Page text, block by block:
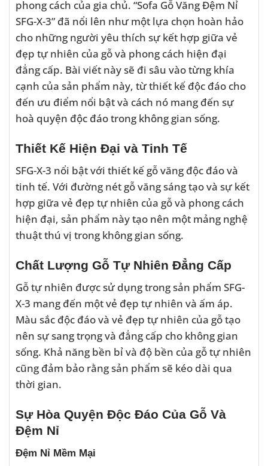
phong cách của gia chủ. “Sofa Gỗ Văng Đệm Nỉ
SFG-X-3” đã nổi lên như một lựa chọn hoàn hảo
cho những người yêu thích sự kết hợp giữa vẻ
đẹp tự nhiên của gỗ và phong cách hiện đại
đẳng cấp. Bài viết này sẽ đi sâu vào từng khía
cạnh của sản phẩm này, từ thiết kế độc đáo cho
đến ưu điểm nổi bật và cách nó mang đến sự
hoà quyện độc đáo trong không gian sống.
Thiết Kế Hiện Đại và Tinh Tế
SFG-X-3 nổi bật với thiết kế gỗ văng độc đáo và
tinh tế. Với đường nét gỗ văng sáng tạo và sự kết
hợp giữa vẻ đẹp tự nhiên của gỗ và phong cách
hiện đại, sản phẩm này tạo nên một mảng nghệ
thuật thú vị trong không gian sống.
Chất Lượng Gỗ Tự Nhiên Đẳng Cấp
Gỗ tự nhiên được sử dụng trong sản phẩm SFG-
X-3 mang đến một vẻ đẹp tự nhiên và ấm áp.
Màu sắc độc đáo và vẻ đẹp tự nhiên của gỗ tạo
nên sự sang trọng và đẳng cấp cho không gian
sống. Khả năng bền bỉ và độ bền của gỗ tự nhiên
cũng đảm bảo rằng sản phẩm sẽ kéo dài qua
thời gian.
Sự Hòa Quyện Độc Đáo Của Gỗ Và
Đệm Nỉ
Đệm Nỉ Mềm Mại